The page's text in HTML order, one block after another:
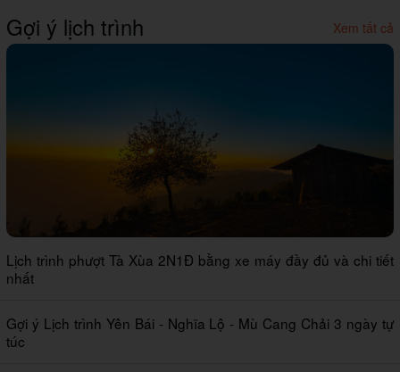
Gợi ý lịch trình Xem tất cả
Lịch trình phượt Tà Xùa 2N1Đ bằng xe máy đầy đủ và chi tiết
nhất
Gợi ý Lịch trình Yên Bái - Nghĩa Lộ - Mù Cang Chải 3 ngày tự
túc